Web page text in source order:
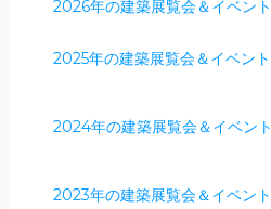
2026年の建築展覧会＆イベント
2025年の建築展覧会＆イベント
2024年の建築展覧会＆イベント
2023年の建築展覧会＆イベント